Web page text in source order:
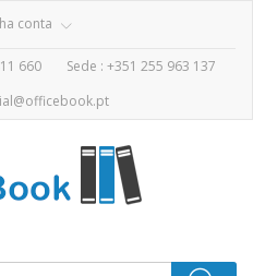
conta
660 Sede : +351 255 963 137